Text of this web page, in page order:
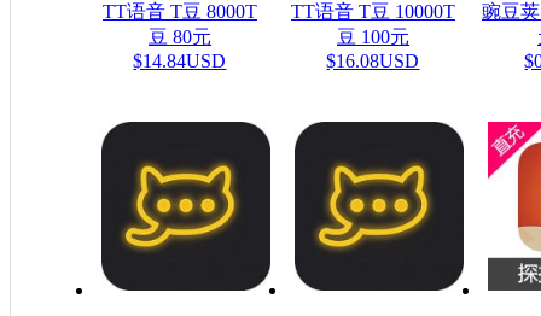
TT语音 T豆 8000T
豆 80元
$14.84USD
TT语音 T豆 10000T
豆 100元
$16.08USD
豌豆